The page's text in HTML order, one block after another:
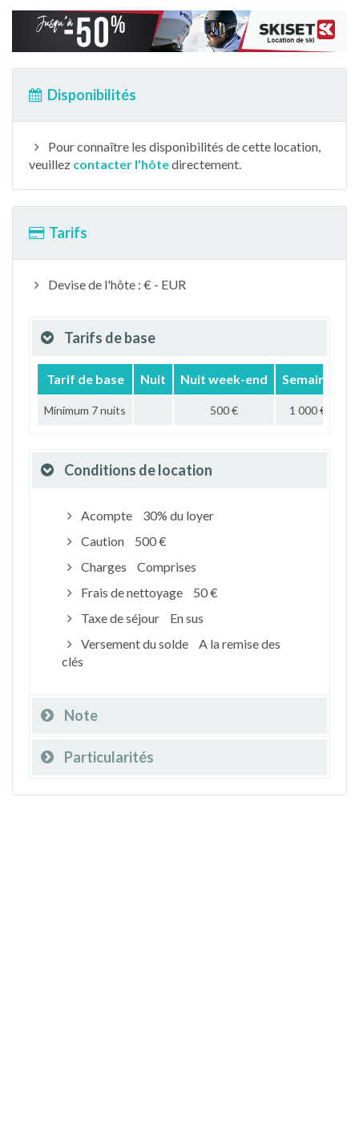
Disponibilités
Pour connaître les disponibilités de cette location,
veuillez contacter l'hôtedirectement.
Tarifs
Devise de l'hôte : € - EUR
Tarifs de base
Tarif de base Nuit Nuit week-end Semaine
Minimum 7 nuits 500 € 1 000 €
Conditions de location
Acompte
30% du loyer
Caution
500 €
Charges
Comprises
Frais de nettoyage
50 €
Taxe de séjour
En sus
Versement du solde
A la remise des
clés
Note
Particularités